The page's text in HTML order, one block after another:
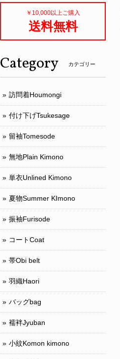
￥10,000以上ご購入
送料無料
Category カテゴリー
訪問着Houmongi
付け下げTsukesage
留袖Tomesode
無地Plain Kimono
単衣Unlined Kimono
夏物Summer KImono
振袖Furisode
コートCoat
帯Obi belt
羽織Haori
バッグbag
襦袢Jyuban
小紋Komon kimono